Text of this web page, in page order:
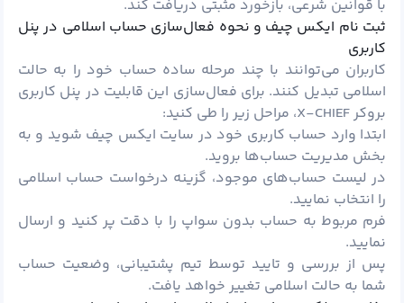
با قوانین شرعی، بازخورد مثبتی دریافت کند.
ثبت نام ایکس چیف و نحوه فعال‌سازی حساب اسلامی در پنل
کاربری
کاربران می‌توانند با چند مرحله ساده حساب خود را به حالت
اسلامی تبدیل کنند. برای فعال‌سازی این قابلیت در پنل کاربری
بروکر X-CHIEF، مراحل زیر را طی کنید:
ابتدا وارد حساب کاربری خود در سایت ایکس چیف شوید و به
بخش مدیریت حساب‌ها بروید.
در لیست حساب‌های موجود، گزینه درخواست حساب اسلامی
را انتخاب نمایید.
فرم مربوط به حساب بدون سواپ را با دقت پر کنید و ارسال
نمایید.
پس از بررسی و تایید توسط تیم پشتیبانی، وضعیت حساب
شما به حالت اسلامی تغییر خواهد یافت.